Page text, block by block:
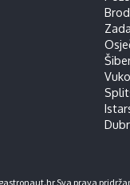
Sva prava